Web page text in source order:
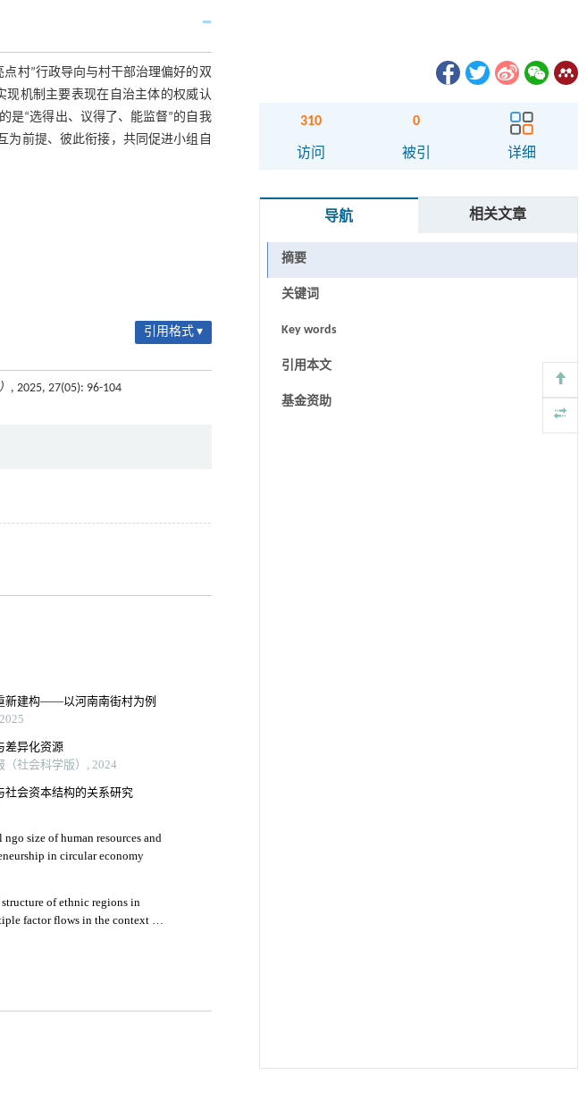
村”行政导向与村干部治理偏好的双
现机制主要表现在自治主体的权威认
是“选得出、议得了、能监督”的自我
为前提、彼此衔接，共同促进小组自
引用格式 ▾
, 2025, 27(05): 96-104
310
访问
0
被引 详细
导航 相关文章
摘要
关键词
Key words
引用本文
基金资助